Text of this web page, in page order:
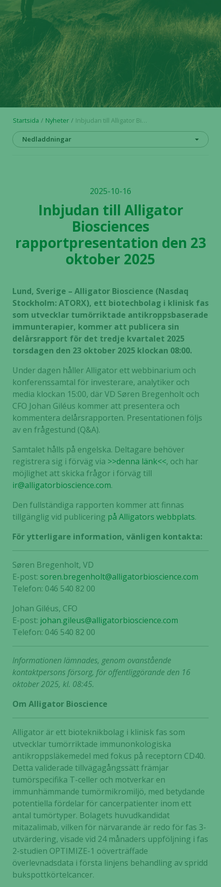
Startsida Nyheter Inbjudan till Alligator Biosciences rapportpresentation den 23 oktober 2025
Nedladdningar
2025-10-16
Inbjudan till Alligator
Biosciences
rapportpresentation den 23
oktober 2025
Lund, Sverige – Alligator Bioscience (Nasdaq
Stockholm: ATORX), ett biotechbolag i klinisk fas
som utvecklar tumörriktade antikroppsbaserade
immunterapier, kommer att publicera sin
delårsrapport för det tredje kvartalet 2025
torsdagen den 23 oktober 2025 klockan 08:00.
Under dagen håller Alligator ett webbinarium och
konferenssamtal för investerare, analytiker och
media klockan 15:00, där VD Søren Bregenholt och
CFO Johan Giléus kommer att presentera och
kommentera delårsrapporten. Presentationen följs
av en frågestund (Q&A).
Samtalet hålls på engelska. Deltagare behöver
registrera sig i förväg via >>denna länk<<, och har
möjlighet att skicka frågor i förväg till
ir@alligatorbioscience.com.
Den fullständiga rapporten kommer att finnas
tillgänglig vid publicering på Alligators webbplats.
För ytterligare information, vänligen kontakta:
Søren Bregenholt, VD
E-post: soren.bregenholt@alligatorbioscience.com
Telefon: 046 540 82 00
Johan Giléus, CFO
E-post: johan.gileus@alligatorbioscience.com
Telefon: 046 540 82 00
Informationen lämnades, genom ovanstående
kontaktpersons försorg, för offentliggörande den 16
oktober 2025, kl. 08:45.
Om Alligator Bioscience
Alligator är ett bioteknikbolag i klinisk fas som
utvecklar tumörriktade immunonkologiska
antikroppsläkemedel med fokus på receptorn CD40.
Detta validerade tillvägagångssätt främjar
tumörspecifika T-celler och motverkar en
immunhämmande tumörmikromiljö, med betydande
potentiella fördelar för cancerpatienter inom ett
antal tumörtyper. Bolagets huvudkandidat
mitazalimab, vilken för närvarande är redo för fas 3-
utvärdering, visade vid 24 månaders uppföljning i fas
2-studien OPTIMIZE-1 oöverträffade
överlevnadsdata i första linjens behandling av spridd
bukspottkörtelcancer.